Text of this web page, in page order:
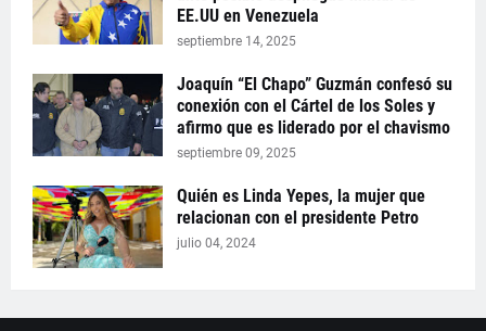
EE.UU en Venezuela
septiembre 14, 2025
Joaquín “El Chapo” Guzmán confesó su
conexión con el Cártel de los Soles y
afirmo que es liderado por el chavismo
septiembre 09, 2025
Quién es Linda Yepes, la mujer que
relacionan con el presidente Petro
julio 04, 2024